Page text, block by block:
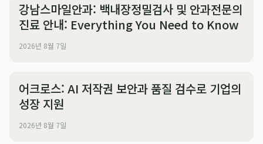
강남스마일안과: 백내장정밀검사 및 안과전문의
진료 안내: Everything You Need to Know
2026년 8월 7일
어크로스: AI 저작권 보안과 품질 검수로 기업의
성장 지원
2026년 8월 7일